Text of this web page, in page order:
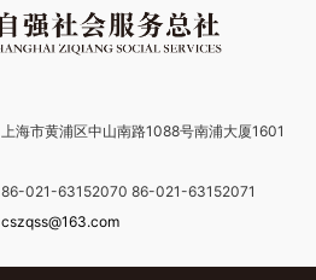
上海市黄浦区中山南路1088号南浦大厦1601
86-021-63152070 86-021-63152071
cszqss@163.com